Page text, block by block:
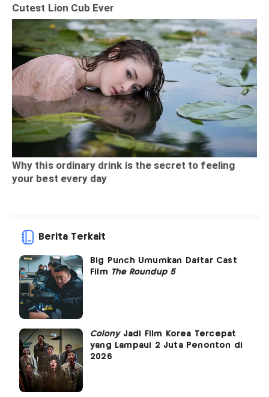
Berita Terkait
Big Punch Umumkan Daftar Cast
Film The Roundup 5
ColonyJadi Film Korea Tercepat
yang Lampaui 2 Juta Penonton di
2026